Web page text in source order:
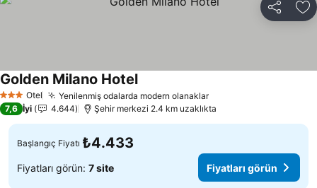
Paylaş
3 YıldızOtel Yenilenmiş odalarda modern olanaklar
Golden Milano Hotel
7,6 İyi 4.644 Şehir merkezi 2.4 km uzaklıkta
Başlangıç Fiyatı ₺4.433
Fiyatları görün: 7 site Fiyatları görün